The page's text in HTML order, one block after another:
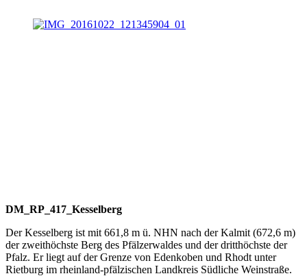
DM_RP_417_Kesselberg
Der Kesselberg ist mit 661,8 m ü. NHN nach der Kalmit (672,6 m)
der zweithöchste Berg des Pfälzerwaldes und der dritthöchste der
Pfalz. Er liegt auf der Grenze von Edenkoben und Rhodt unter
Rietburg im rheinland-pfälzischen Landkreis Südliche Weinstraße.